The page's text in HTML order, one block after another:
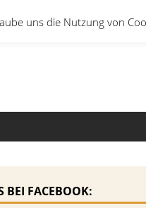
BEI FACEBOOK:
uns die Nutzung von